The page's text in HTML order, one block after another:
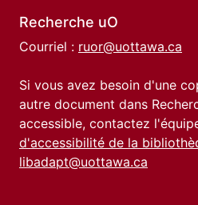
Recherche uO
Courriel : ruor@uottawa.ca
Si vous avez besoin d'une
autre document dans
accessible, contactez
d'accessibilité de la
libadapt@uottawa.ca